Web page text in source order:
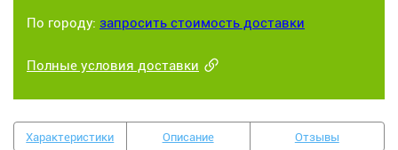
По городу: запросить стоимость доставки
Полные условия доставки
Характеристики Описание Отзывы